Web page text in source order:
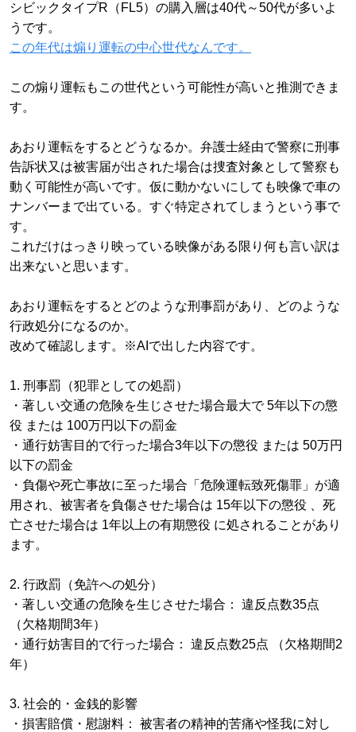
シビックタイプR（FL5）の購入層は40代～50代が多いよ
うです。
この年代は煽り運転の中心世代なんです。
この煽り運転もこの世代という可能性が高いと推測できま
す。
あおり運転をするとどうなるか。弁護士経由で警察に刑事
告訴状又は被害届が出された場合は捜査対象として警察も
動く可能性が高いです。仮に動かないにしても映像で車の
ナンバーまで出ている。すぐ特定されてしまうという事で
す。
これだけはっきり映っている映像がある限り何も言い訳は
出来ないと思います。
あおり運転をするとどのような刑事罰があり、どのような
行政処分になるのか。
改めて確認します。※AIで出した内容です。
1. 刑事罰（犯罪としての処罰）
・著しい交通の危険を生じさせた場合最大で 5年以下の懲
役 または 100万円以下の罰金
・通行妨害目的で行った場合3年以下の懲役 または 50万円
以下の罰金
・負傷や死亡事故に至った場合「危険運転致死傷罪」が適
用され、被害者を負傷させた場合は 15年以下の懲役 、死
亡させた場合は 1年以上の有期懲役 に処されることがあり
ます。
2. 行政罰（免許への処分）
・著しい交通の危険を生じさせた場合： 違反点数35点
（欠格期間3年）
・通行妨害目的で行った場合： 違反点数25点 （欠格期間2
年）
3. 社会的・金銭的影響
・損害賠償・慰謝料： 被害者の精神的苦痛や怪我に対し